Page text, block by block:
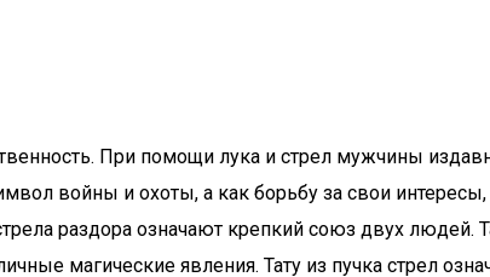
При помощи лука и стрел мужчины
войны и охоты, а как борьбу за свои
раздора означают крепкий союз двух людей.
магические явления. Тату из пучка стрел